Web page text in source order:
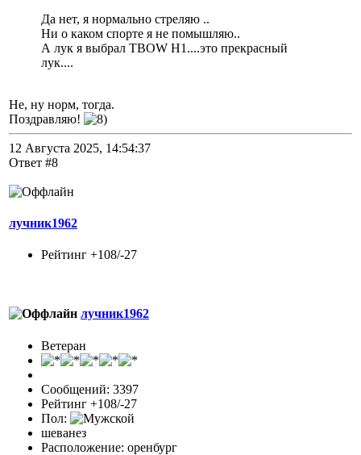
Да нет, я нормально стреляю ..
Ни о каком спорте я не помышляю..
А лук я выбрал TBOW H1....это прекрасный
лук....
Не, ну норм, тогда.
Поздравляю!
12 Августа 2025, 14:54:37
Ответ #8
лучник1962
Рейтинг +108/-27
лучник1962
Ветеран
Сообщений: 3397
Рейтинг +108/-27
Пол:
шеванез
Расположение: оренбург